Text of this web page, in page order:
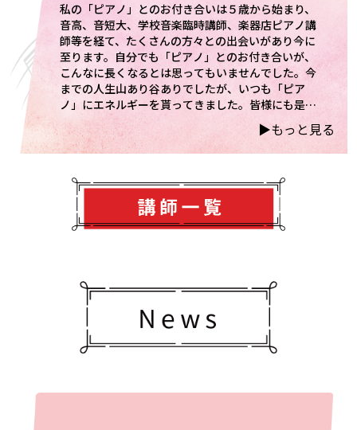
私の「ピアノ」とのお付き合いは５歳から始まり、
音高、音短大、学校音楽臨時講師、楽器店ピアノ講
師等を経て、たくさんの方々との出会いがあり今に
至ります。自分でも「ピアノ」とのお付き合いが、
こんなに長くなるとは思ってもいませんでした。今
までの人生山あり谷ありでしたが、いつも「ピア
ノ」にエネルギーを貰ってきました。皆様にも是
非、この「ピアノ」の持つエネルギーを感じ、人生
の友としていただければと思います。 ・ピティナ大
分支部所属 指導者会員 ・バスティン研究会会員
講師 ・元ヤマハ講師（グレード4級取得） ・元中学
校音楽臨時講師
▶︎もっと見る